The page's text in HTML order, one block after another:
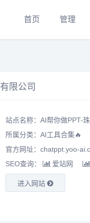
首页 管理
限公司
站点名称：AI帮你做PPT-
所属分类： AI工具合集🔥
官方网址：chatppt.yoo-
SEO查询：
爱站网
进入网站